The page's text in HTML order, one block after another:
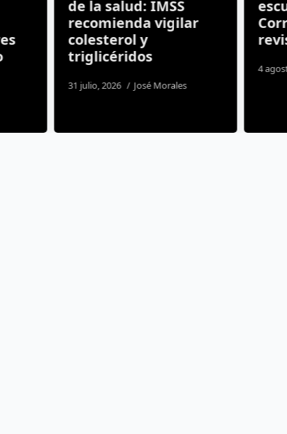
de la salud: IMSS
recomienda vigilar
colesterol y
triglicéridos
31 julio, 2026 José Morales
4 agosto,